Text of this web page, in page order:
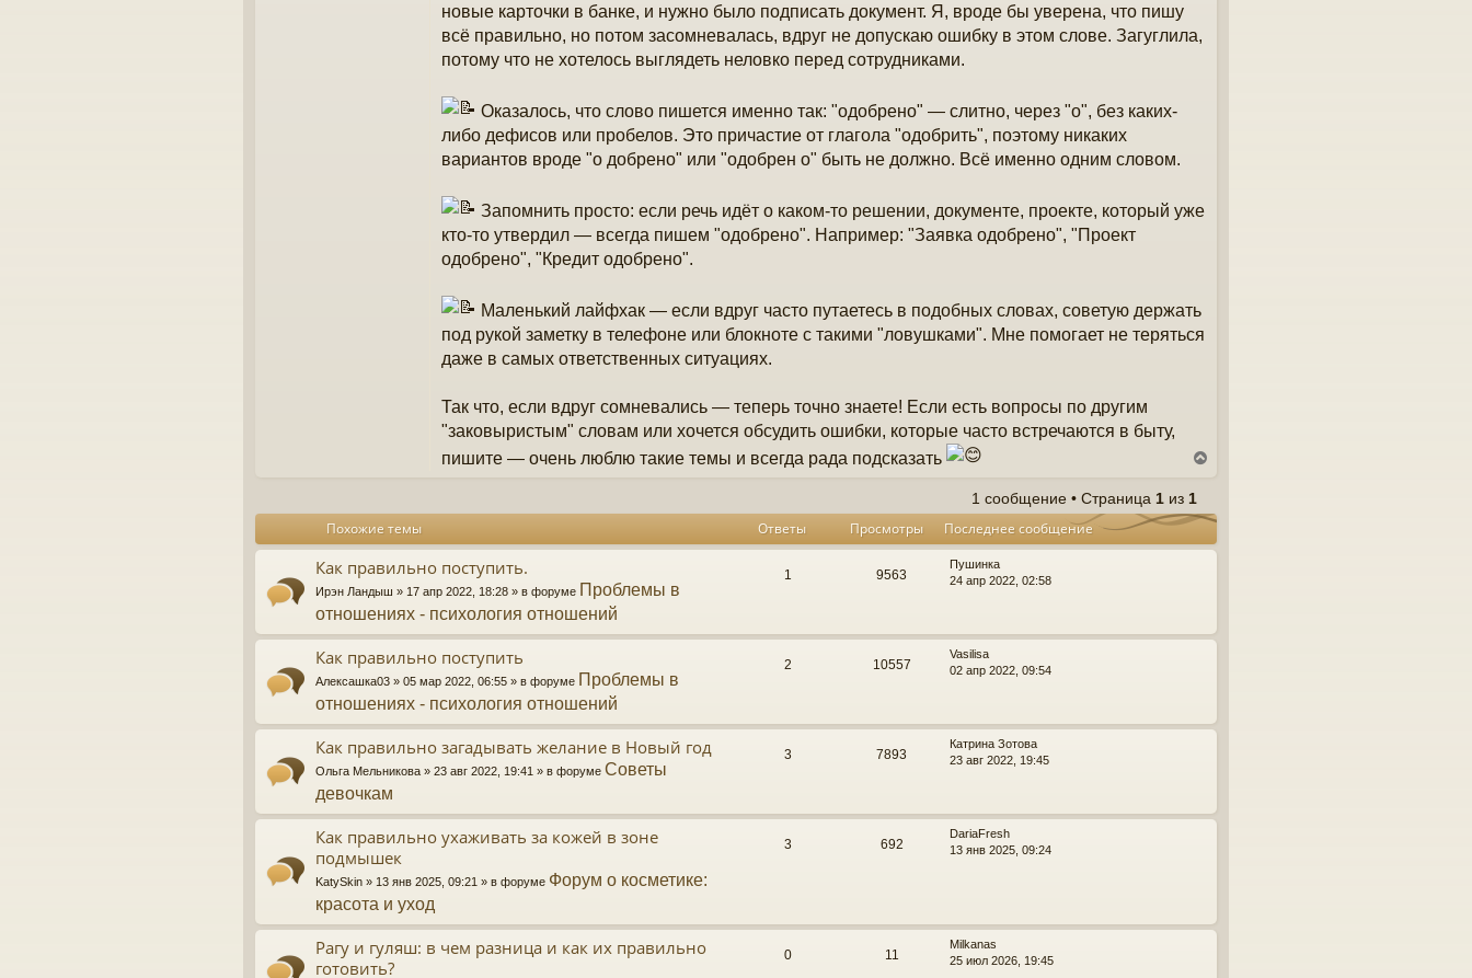
новые карточки в банке, и нужно было подписать документ. Я, вроде бы уверена, что пишу
всё правильно, но потом засомневалась, вдруг не допускаю ошибку в этом слове. Загуглила,
потому что не хотелось выглядеть неловко перед сотрудниками.
Оказалось, что слово пишется именно так: "одобрено" — слитно, через "о", без каких-
либо дефисов или пробелов. Это причастие от глагола "одобрить", поэтому никаких
вариантов вроде "о добрено" или "одобрен о" быть не должно. Всё именно одним словом.
Запомнить просто: если речь идёт о каком-то решении, документе, проекте, который уже
кто-то утвердил — всегда пишем "одобрено". Например: "Заявка одобрено", "Проект
одобрено", "Кредит одобрено".
Маленький лайфхак — если вдруг часто путаетесь в подобных словах, советую держать
под рукой заметку в телефоне или блокноте с такими "ловушками". Мне помогает не теряться
даже в самых ответственных ситуациях.
Так что, если вдруг сомневались — теперь точно знаете! Если есть вопросы по другим
"заковыристым" словам или хочется обсудить ошибки, которые часто встречаются в быту,
пишите — очень люблю такие темы и всегда рада подсказать
н
у
т
н
у
1 сообщение • Страница 1 из 1
Похожие темы Ответы Просмотры Последнее сообщение
Как правильно поступить.
Ирэн Ландыш » 17 апр 2022, 18:28 » в форуме Проблемы в
отношениях - психология отношений
1 9563
Пушинка
24 апр 2022, 02:58
Как правильно поступить
Алексашка03 » 05 мар 2022, 06:55 » в форуме Проблемы в
отношениях - психология отношений
2 10557
Vasilisa
02 апр 2022, 09:54
Как правильно загадывать желание в Новый год
Ольга Мельникова » 23 авг 2022, 19:41 » в форуме Советы
девочкам
3 7893
Катрина Зотова
23 авг 2022, 19:45
Как правильно ухаживать за кожей в зоне
подмышек
KatySkin » 13 янв 2025, 09:21 » в форуме Форум о косметике:
красота и уход
3 692
DariaFresh
13 янв 2025, 09:24
Рагу и гуляш: в чем разница и как их правильно
готовить?
0 11
Milkanas
25 июл 2026, 19:45